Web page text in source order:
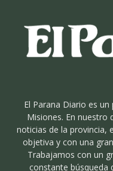
El Parana Diario es
Misiones. En nuestro
noticias de la provincia,
objetiva y con una
Trabajamos con un
constante búsqueda